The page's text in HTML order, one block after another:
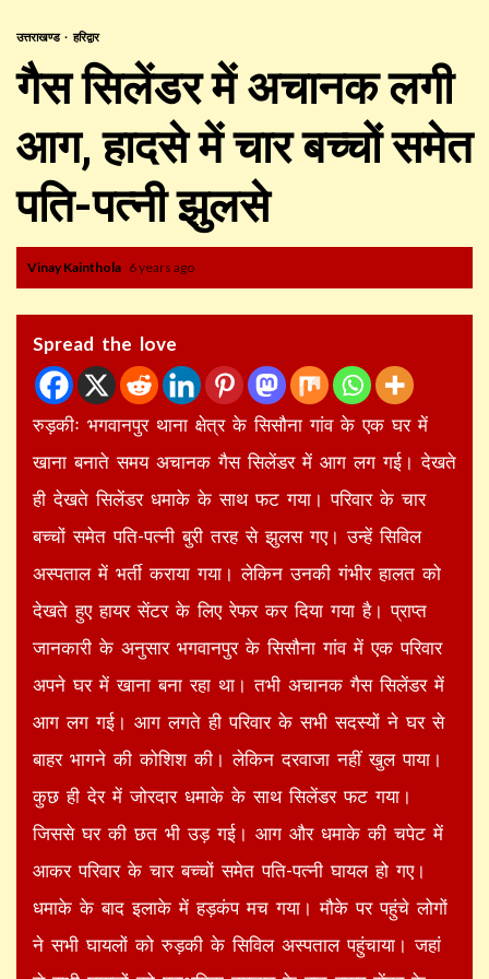
उत्तराखण्ड हरिद्वार
गैस सिलेंडर में अचानक लगी
आग, हादसे में चार बच्चों समेत
पति-पत्नी झुलसे
Vinay Kainthola 6 years ago
Spread the love
रुड़कीः भगवानपुर थाना क्षेत्र के सिसौना गांव के एक घर में
खाना बनाते समय अचानक गैस सिलेंडर में आग लग गई। देखते
ही देखते सिलेंडर धमाके के साथ फट गया। परिवार के चार
बच्चों समेत पति-पत्नी बुरी तरह से झुलस गए। उन्हें सिविल
अस्पताल में भर्ती कराया गया। लेकिन उनकी गंभीर हालत को
देखते हुए हायर सेंटर के लिए रेफर कर दिया गया है। प्राप्त
जानकारी के अनुसार भगवानपुर के सिसौना गांव में एक परिवार
अपने घर में खाना बना रहा था। तभी अचानक गैस सिलेंडर में
आग लग गई। आग लगते ही परिवार के सभी सदस्यों ने घर से
बाहर भागने की कोशिश की। लेकिन दरवाजा नहीं खुल पाया।
कुछ ही देर में जोरदार धमाके के साथ सिलेंडर फट गया।
जिससे घर की छत भी उड़ गई। आग और धमाके की चपेट में
आकर परिवार के चार बच्चों समेत पति-पत्नी घायल हो गए।
धमाके के बाद इलाके में हड़कंप मच गया। मौके पर पहुंचे लोगों
ने सभी घायलों को रुड़की के सिविल अस्पताल पहुंचाया। जहां